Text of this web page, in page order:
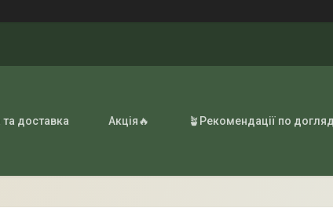
доставка Акція🔥 🪴Рекомендації по